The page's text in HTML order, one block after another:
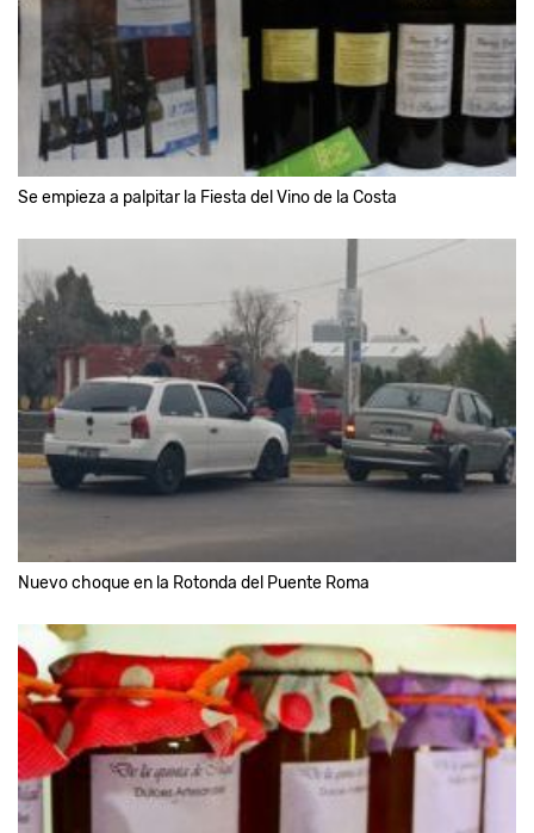
Se empieza a palpitar la Fiesta del Vino de la Costa
Nuevo choque en la Rotonda del Puente Roma